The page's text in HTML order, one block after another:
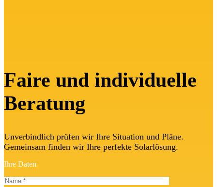
Faire und individuelle
Beratung
Unverbindlich prüfen wir Ihre Situation und Pläne.
Gemeinsam finden wir Ihre perfekte Solarlösung.
Ihre Daten